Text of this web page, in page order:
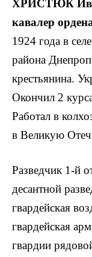
ХРИСТЮК
кавалер
1924 года в
района
крестьянина.
Окончил 2
Работал в
в Великую
Разведчик 1-й
десантной
гвардейская
гвардейская
гвардии